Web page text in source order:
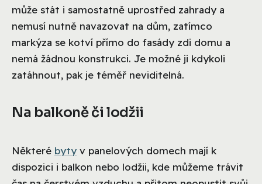
může stát i samostatně uprostřed zahrady a
nemusí nutně navazovat na dům, zatímco
markýza se kotví přímo do fasády zdi domu a
nemá žádnou konstrukci. Je možné ji kdykoli
zatáhnout, pak je téměř neviditelná.
Na balkoně či lodžii
Některé byty v panelových domech mají k
dispozici i balkon nebo lodžii, kde můžeme trávit